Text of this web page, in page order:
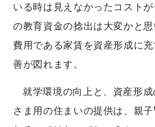
いる時は見えなかったコスト
の教育資金の捻出は大変かと
費用である家賃を資産形成に
善が図れます。
就学環境の向上と、資産形
さま用の住まいの提供は、親